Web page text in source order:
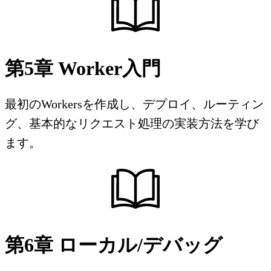
第5章 Worker入門
最初のWorkersを作成し、デプロイ、ルーティン
グ、基本的なリクエスト処理の実装方法を学び
ます。
第6章 ローカル/デバッグ